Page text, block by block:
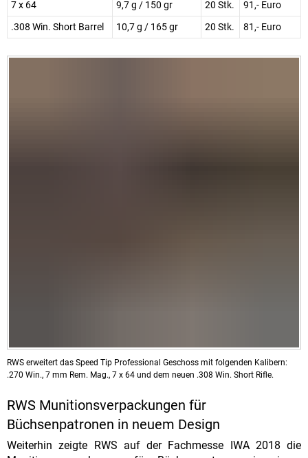
7 x 64 9,7 g / 150 gr 20 Stk.
91,- Euro
.308 Win. Short Barrel
10,7 g / 165 gr 20 Stk. 81,- Euro
RWS erweitert das Speed Tip Professional Geschoss mit folgenden Kalibern:
.270 Win., 7 mm Rem. Mag., 7 x 64 und dem neuen .308 Win. Short Rifle.
RWS Munitionsverpackungen für
Büchsenpatronen in neuem Design
Weiterhin zeigte RWS auf der Fachmesse IWA 2018 die